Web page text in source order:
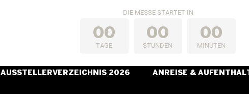
DIE MESSE STARTET IN
00
TAGE
00
STUNDEN
00
MINUTEN
AUSSTELLERVERZEICHNIS 2026 ANREISE & AUFENTHALT